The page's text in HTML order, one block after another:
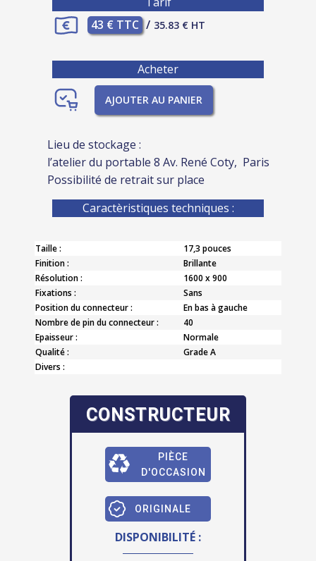
43 € TTC / 35.83 € HT
Acheter
AJOUTER AU PANIER
Lieu de stockage :
l’atelier du portable 8 Av. René Coty, Paris
Possibilité de retrait sur place
Caractèristiques techniques :
Taille :
17,3 pouces
Finition :
Brillante
Résolution :
1600 x 900
Fixations :
Sans
Position du connecteur :
En bas à gauche
Nombre de pin du connecteur :
40
Epaisseur :
Normale
Qualité :
Grade A
Divers :
CONSTRUCTEUR
PIÈCE
D'OCCASION
ORIGINALE
DISPONIBILITÉ :